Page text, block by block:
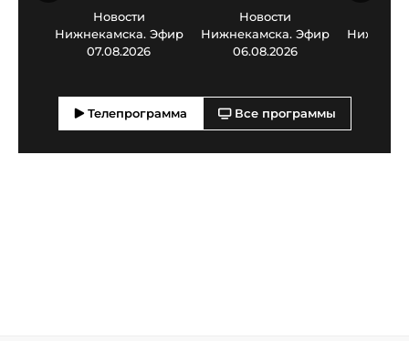
Новости
Нижнекамска. Эфир
07.08.2026
Новости
Нижнекамска. Эфир
06.08.2026
Телепрограмма Все программы